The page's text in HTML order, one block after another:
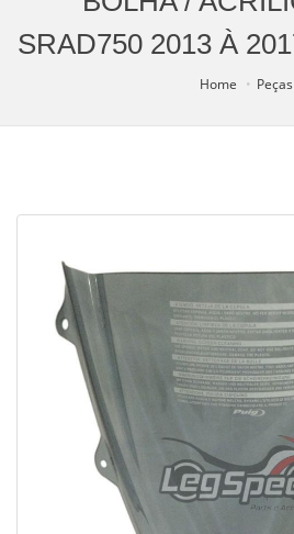
SRAD750 2013 À
Home Peças